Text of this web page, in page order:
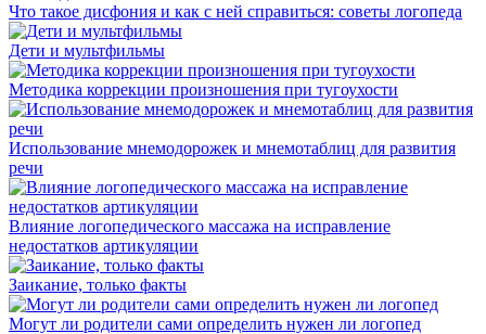
Что такое дисфония и как с ней справиться: советы логопеда
Дети и мультфильмы
Методика коррекции произношения при тугоухости
Использование мнемодорожек и мнемотаблиц для развития
речи
Влияние логопедического массажа на исправление
недостатков артикуляции
Заикание, только факты
Могут ли родители сами определить нужен ли логопед